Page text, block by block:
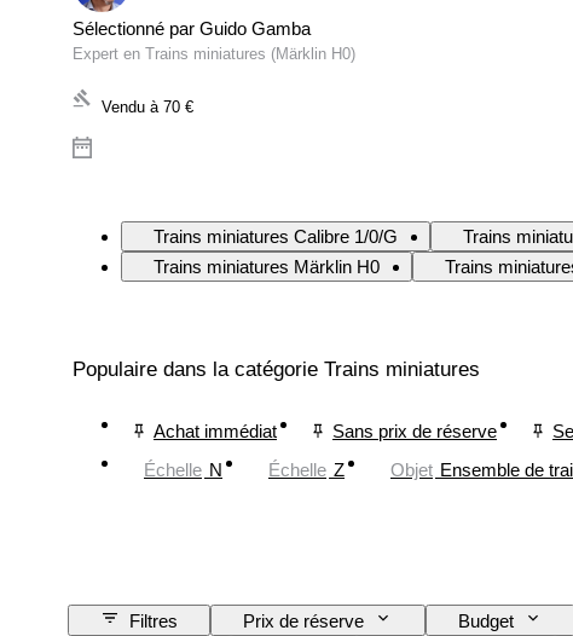
Sélectionné par Guido Gamba
Expert en Trains miniatures (Märklin H0)
Vendu à 70 €
Trains miniatures Calibre 1/0/G Trains
Trains miniatures Märklin H0
Trains
Populaire dans la catégorie Trains miniatures
Achat immédiat Sans prix de réserve
Échelle N Échelle Z Objet Ensemble de
Filtres Prix de réserve Budget